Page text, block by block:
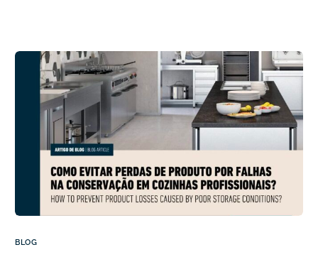
BLOG